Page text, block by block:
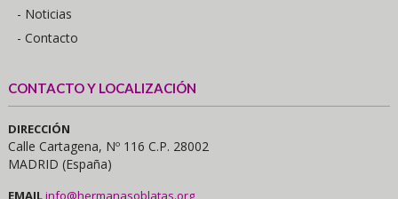
- Noticias
- Contacto
CONTACTO Y LOCALIZACIÓN
DIRECCIÓN
Calle Cartagena, Nº 116 C.P. 28002
MADRID (España)